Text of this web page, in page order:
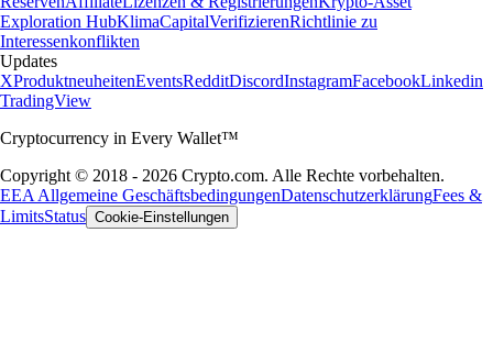
Exploration HubKlimaCapitalVerifizierenRichtlinie zu
Interessenkonflikten
Updates
XProduktneuheitenEventsRedditDiscordInstagramFacebookLinkedin
TradingView
Cryptocurrency in Every Wallet™
Copyright © 2018 - 2026 Crypto.com. Alle Rechte vorbehalten.
EEA Allgemeine GeschäftsbedingungenDatenschutzerklärungFees &
LimitsStatus Cookie-Einstellungen